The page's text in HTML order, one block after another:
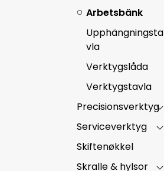
Arbetsbänk
Upphängningsta
vla
Verktygslåda
Verktygstavla
Precisionsverktyg
Serviceverktyg
Skiftenøkkel
Skralle & hylsor